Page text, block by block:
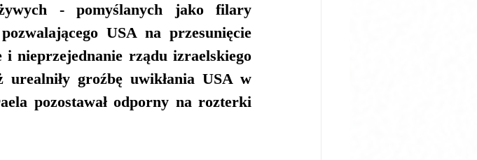
- pomyślanych jako filary
USA na przesunięcie
nieprzejednanie rządu izraelskiego
groźbę uwikłania USA w
pozostawał odporny na rozterki